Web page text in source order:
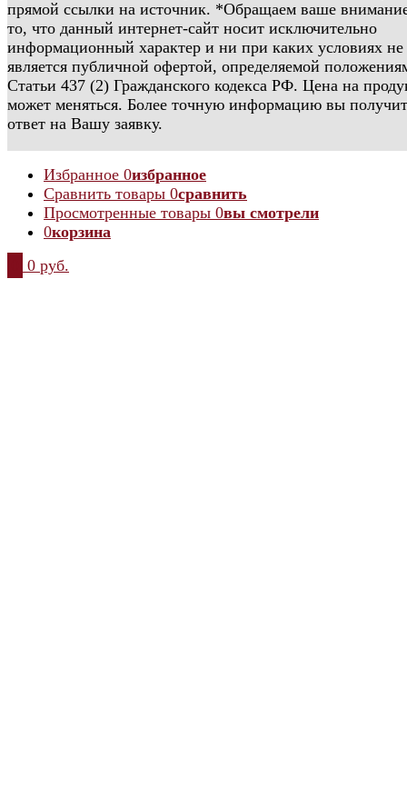
прямой ссылки на источник. *Обращаем ваше
то, что данный интернет-сайт носит исключительно
информационный характер и ни при каких условиях не
является публичной офертой, определяемой
Статьи 437 (2) Гражданского кодекса РФ. Цена на
может меняться. Более точную информацию вы
ответ на Вашу заявку.
Избранное 0избранное
Сравнить товары 0сравнить
Просмотренные товары 0вы смотрели
0корзина
0 руб.